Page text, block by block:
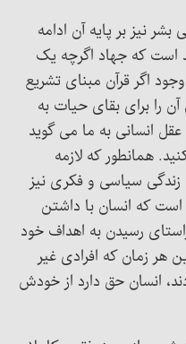
نیز بر پایه آن ادامه
است که جهاد اگرچه یک
اگر قرآن مبنای تشریع
را برای بقای حیات به
انسانی به ما می گوید
همانطور که لازمه
زندگی سیاسی و فکری نیز
که انسان با داشتن
رسیدن به اهداف خود
هر زمان که افرادی غیر
انسان حق دارد از خودش